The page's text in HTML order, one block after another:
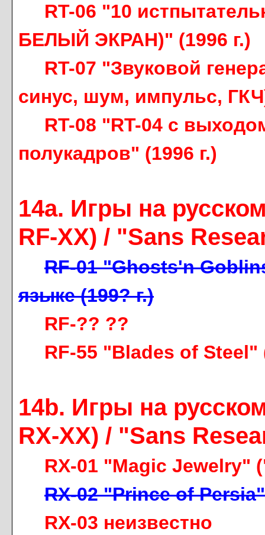
RT-06 "10
БЕЛЫЙ ЭКРАН)" (1996 г.)
RT-07 "Звуковой
синус, шум, импульс,
RT-08 "RT-04 с
полукадров" (1996 г.)
14a. Игры на
RF-XX) / "Sans
RF-01 "Ghosts'n
языке (199? г.)
RF-?? ??
RF-55 "Blades of Steel"
14b. Игры на
RX-XX) / "Sans
RX-01 "Magic Jewelry"
RX-02 "Prince of
RX-03 неизвестно